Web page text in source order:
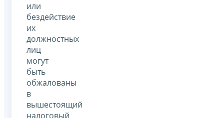
или
бездействие
их
должностных
лиц
могут
быть
обжалованы
в
вышестоящий
налоговый